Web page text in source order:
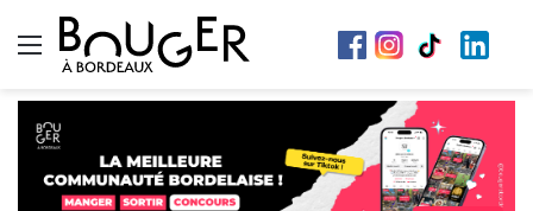
Menu